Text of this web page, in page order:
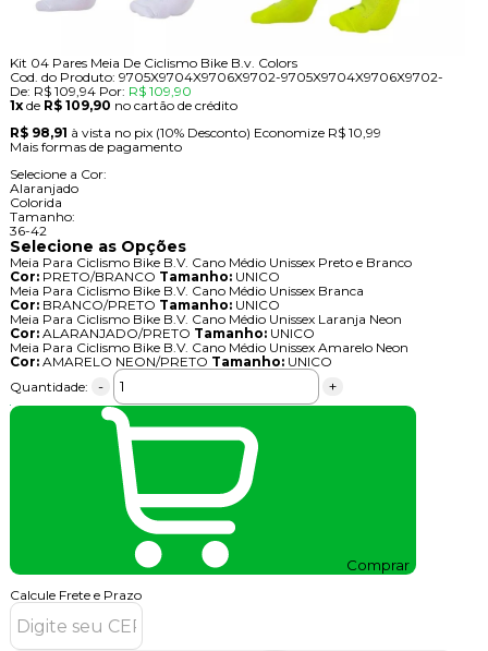
Kit 04 Pares Meia De Ciclismo Bike B.v. Colors
Cod. do Produto: 9705X9704X9706X9702-9705X9704X9706X9702-
De: R$ 109,94 Por: R$ 109,90
1xde R$ 109,90 no cartão de crédito
R$ 98,91 à vista no pix (10% Desconto) Economize R$ 10,99
Mais formas de pagamento
Selecione a Cor:
Alaranjado
Colorida
Tamanho:
36-42
Selecione as Opções
Meia Para Ciclismo Bike B.V. Cano Médio Unissex Preto e Branco
Cor:PRETO/BRANCO Tamanho:UNICO
Meia Para Ciclismo Bike B.V. Cano Médio Unissex Branca
Cor:BRANCO/PRETO Tamanho:UNICO
Meia Para Ciclismo Bike B.V. Cano Médio Unissex Laranja Neon
Cor:ALARANJADO/PRETO Tamanho:UNICO
Meia Para Ciclismo Bike B.V. Cano Médio Unissex Amarelo Neon
Cor:AMARELO NEON/PRETO Tamanho:UNICO
Quantidade:
- +
Comprar
Calcule Frete e Prazo